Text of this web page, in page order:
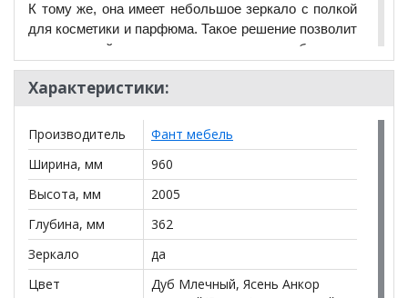
К тому же, она имеет небольшое зеркало с полкой
для косметики и парфюма. Такое решение позволит
вам каждый день выглядеть сногсшибательно
перед выходом из дома.
Также у конструкции есть место, где можно
присесть.
Набор мебели для прихожей.
Габариты (ВхШхГ): 2005х960х362 мм.
Возможна зеркальная сборка.
Материал: ЛДСП / ЛДСП.
*Дополнительную информацию о том, как купить
Прихожая с зеркалом Саша 13уточняйте у нашего
менеджера по телефону
**Цены на официальном сайте100диванов.com
Характеристики:
Производитель
Фант мебель
Ширина, мм
960
Высота, мм
2005
Глубина, мм
362
Зеркало
да
Цвет
Дуб Млечный, Ясень Анкор